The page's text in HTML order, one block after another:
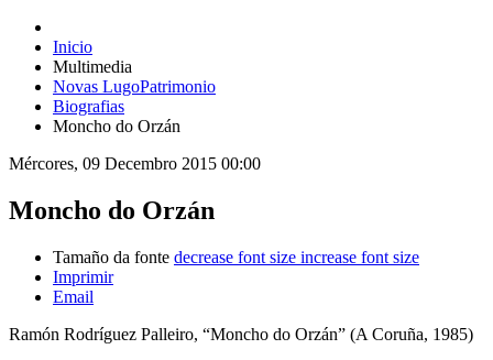
Inicio
Multimedia
Novas LugoPatrimonio
Biografias
Moncho do Orzán
Mércores, 09 Decembro 2015 00:00
Moncho do Orzán
Tamaño da fonte decrease font size increase font size
Imprimir
Email
Ramón Rodríguez Palleiro, “Moncho do Orzán” (A Coruña, 1985)